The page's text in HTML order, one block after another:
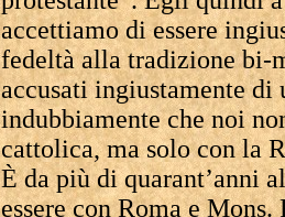
accettiamo di essere
fedeltà alla tradizione bi-
accusati ingiustamente di
indubbiamente che noi
cattolica, ma solo con la
È da più di quarant’anni
essere con Roma e